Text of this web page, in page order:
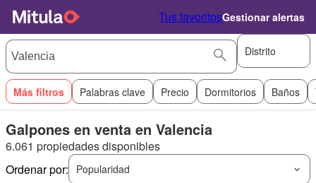
Tus favoritosGestionar alertas
Distrito
Más filtros Palabras clave Precio Dormitorios Baños
Galpones en venta en Valencia
6.061 propiedades disponibles
Ordenar por:
Popularidad